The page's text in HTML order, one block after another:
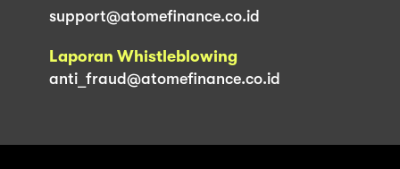
support@atomefinance.co.id
Laporan Whistleblowing
anti_fraud@atomefinance.co.id